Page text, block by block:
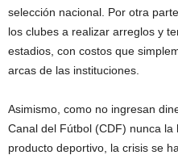
selección nacional. Por otra
los clubes a realizar arreglos y
estadios, con costos que
arcas de las instituciones.
Asimismo, como no ingresan
Canal del Fútbol (CDF) nunca
producto deportivo, la crisis se